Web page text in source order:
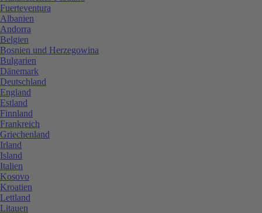
Fuerteventura
Albanien
Andorra
Belgien
Bosnien und Herzegowina
Bulgarien
Dänemark
Deutschland
England
Estland
Finnland
Frankreich
Griechenland
Irland
Island
Italien
Kosovo
Kroatien
Lettland
Litauen